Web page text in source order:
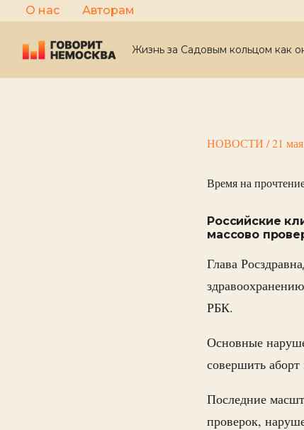
Перейти
к
содержимому
О нас Авторам
Жизнь за Садовым кольцом как
НОВОСТИ /21
Время на
Российские
массово
Глава
РБК.
Основные
совершить
Последние
проверок,